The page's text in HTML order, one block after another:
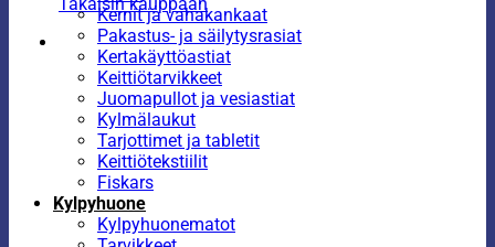
Kernit ja vahakankaat
Pakastus- ja säilytysrasiat
Kertakäyttöastiat
Keittiötarvikkeet
Juomapullot ja vesiastiat
Kylmälaukut
Tarjottimet ja tabletit
Keittiötekstiilit
Fiskars
Kylpyhuone
Kylpyhuonematot